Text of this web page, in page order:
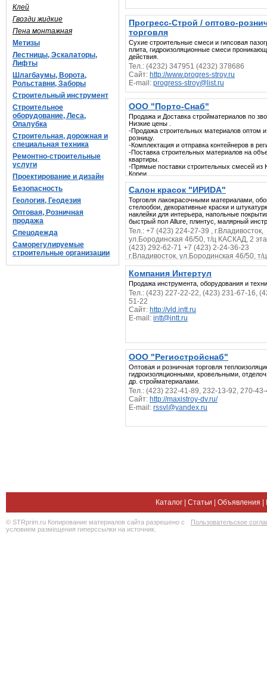
Клей
Гвозди жидкие
Пена монтажная
Метизы
Лестницы, Эскалаторы,
Лифты
Шлагбаумы, Ворота,
Рольставни, Заборы
Строительный инструмент
Строительное
оборудование, Леса,
Опалубка
Строительная, дорожная и
специальная техника
Ремонтно-строительные
услуги
Проектирование и дизайн
Безопасность
Геология, Геодезия
Оптовая, Розничная
продажа
Спецодежда
Саморегулируемые
строительные организации
Прогресс-Строй / оптово-
торговля
Сухие строительные смеси и гипсовая
плита, гидроизоляционные смеси
действия.
Тел.: (4232) 347951 (4232) 378686
Сайт: http://www.progres-stroy.ru
E-mail: progress-stroy@list.ru
ООО "Порто-Снаб"
Продажа и Доставка стройматериалов по
Низкие цены .
-Продажа строительных материалов оптом
розницу.
-Комплектация и отправка контейнеров в
-Поставка строительных материалов на
квартиры.
-Прямые поставки строительных смесей из
Кореи.
-Доставка по звонку – расчет на месте.
Тел.: 2-69-11-69 2-65-16-69
Салон красок "ИРИDA"
Торговля лакокрасочными материалами,
стелообои, декоративные краски и
наклейки для интерьера, напольные
быстрый пол Allure, плинтус, малярный
Тел.: +7 (423) 224-27-39 , г.Владивосток,
ул.Бородинская 46/50, т/ц КАСКАД, 2
(423) 292-62-71 +7 (423) 2-24-36-23
г.Владивосток, ул.Бородинская 46/50, т/ц
ВИКТОРИЯ пав № 124А
E-mail:kraski6p@yandex.ru
Компания Интертул
Продажа инструмента, оборудования и
Тел.: (423) 227-22-22, (423) 231-67-16,
51-22
Сайт: http://vld.intt.ru
E-mail: intt@intt.ru
ООО "Региостройснаб"
Оптовая и розничная торговля
гидроизоляционными, кровельными,
др. стройматериалами.
Тел.: (423) 232-41-89, 232-13-92, 270-
Сайт: http://maxistroy-dv.ru/
E-mail: rssvl@yandex.ru
Каталог Статьи Объявления
© STRprim.ru Копирование материалов сайта разрешено с
условием размещения гиперссылки на источник.
Пользовательское